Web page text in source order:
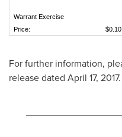
Warrant Exercise
Price:
For further information,
release dated April 17, 2017.